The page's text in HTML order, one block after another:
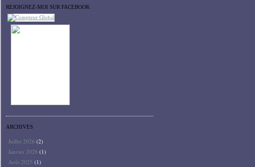
REJOIGNEZ-MOI SUR FACEBOOK
ARCHIVES
Juillet 2026 (2)
Janvier 2026 (1)
Août 2025 (1)